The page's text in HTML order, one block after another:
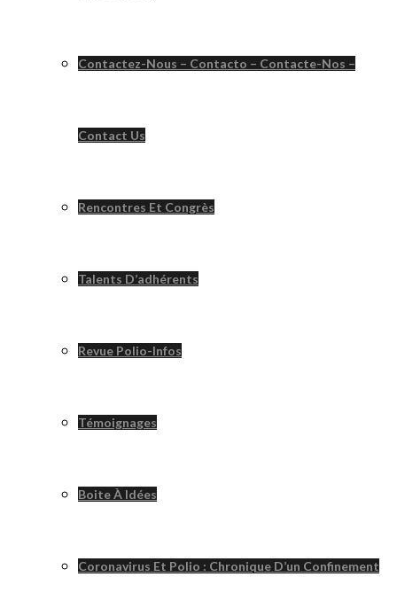
Contactez-Nous – Contacto – Contacte-Nos –
Contact Us
Rencontres Et Congrès
Talents D’adhérents
Revue Polio-Infos
Témoignages
Boite À Idées
Coronavirus Et Polio : Chronique D’un Confinement